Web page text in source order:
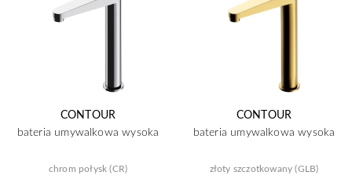
CONTOUR
bateria umywalkowa wysoka
chrom połysk (CR)
CONTOUR
bateria umywalkowa wysoka
złoty szczotkowany (GLB)